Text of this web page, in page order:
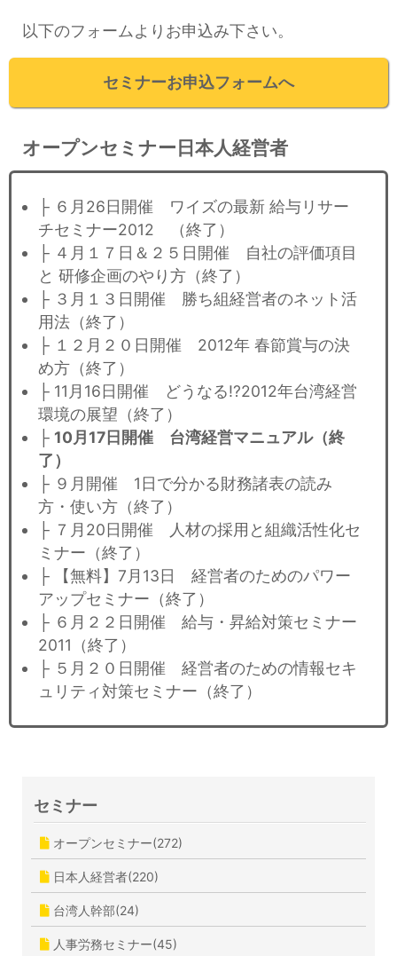
以下のフォームよりお申込み下さい。
セミナーお申込フォームへ
オープンセミナー日本人経営者
├ ６月26日開催 ワイズの最新 給与リサー
チセミナー2012 （終了）
├ ４月１７日＆２５日開催 自社の評価項目
と 研修企画のやり方（終了）
├ ３月１３日開催 勝ち組経営者のネット活
用法（終了）
├ １２月２０日開催 2012年 春節賞与の決
め方（終了）
├ 11月16日開催 どうなる!?2012年台湾経営
環境の展望（終了）
├ 10月17日開催 台湾経営マニュアル（終
了）
├ ９月開催 1日で分かる財務諸表の読み
方・使い方（終了）
├ ７月20日開催 人材の採用と組織活性化セ
ミナー（終了）
├ 【無料】7月13日 経営者のためのパワー
アップセミナー（終了）
├ ６月２２日開催 給与・昇給対策セミナー
2011（終了）
├ ５月２０日開催 経営者のための情報セキ
ュリティ対策セミナー（終了）
セミナー
オープンセミナー(272)
日本人経営者(220)
台湾人幹部(24)
人事労務セミナー(45)